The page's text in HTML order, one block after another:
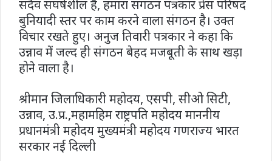
सदैव संघर्षशील हैं, हमारा संगठन पत्रकार प्रेस परिषद
बुनियादी स्तर पर काम करने वाला संगठन है। उक्त
विचार रखते हुए। अनुज तिवारी पत्रकार ने कहा कि
उन्नाव में जल्द ही संगठन बेहद मजबूती के साथ खड़ा
होने वाला है।
श्रीमान जिलाधिकारी महोदय, एसपी, सीओ सिटी,
उन्नाव, उ.प्र.,महामहिम राष्ट्रपति महोदय माननीय
प्रधानमंत्री महोदय मुख्यमंत्री महोदय गणराज्य भारत
सरकार नई दिल्ली